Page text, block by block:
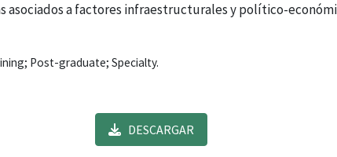
asociados a factores infraestructurales y político-
Post-graduate; Specialty.
DESCARGAR